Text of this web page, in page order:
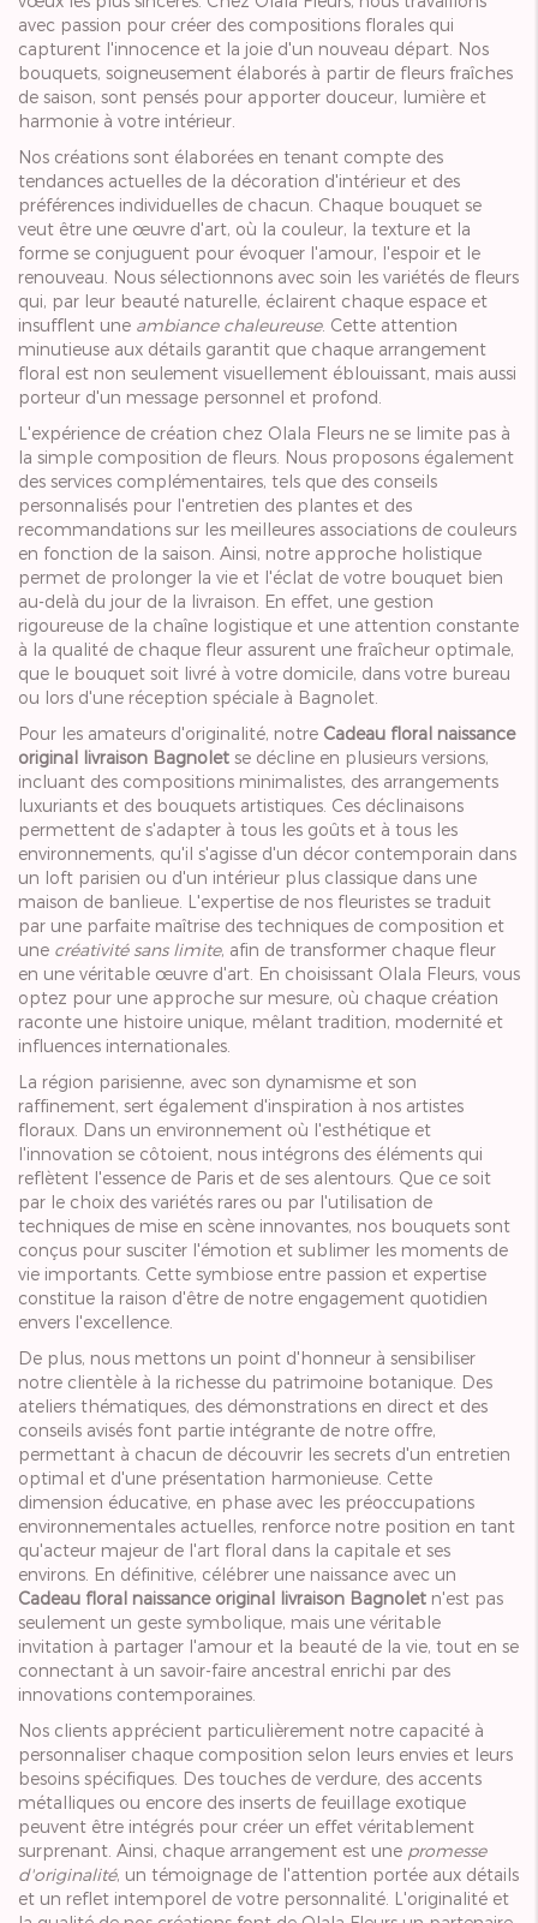
avec passion pour créer des compositions florales qui
capturent l'innocence et la joie d'un nouveau départ. Nos
bouquets, soigneusement élaborés à partir de fleurs fraîches
de saison, sont pensés pour apporter douceur, lumière et
harmonie à votre intérieur.
Nos créations sont élaborées en tenant compte des
tendances actuelles de la décoration d'intérieur et des
préférences individuelles de chacun. Chaque bouquet se
veut être une œuvre d'art, où la couleur, la texture et la
forme se conjuguent pour évoquer l'amour, l'espoir et le
renouveau. Nous sélectionnons avec soin les variétés de fleurs
qui, par leur beauté naturelle, éclairent chaque espace et
insufflent une ambiance chaleureuse. Cette attention
minutieuse aux détails garantit que chaque arrangement
floral est non seulement visuellement éblouissant, mais aussi
porteur d'un message personnel et profond.
L'expérience de création chez Olala Fleurs ne se limite pas à
la simple composition de fleurs. Nous proposons également
des services complémentaires, tels que des conseils
personnalisés pour l'entretien des plantes et des
recommandations sur les meilleures associations de couleurs
en fonction de la saison. Ainsi, notre approche holistique
permet de prolonger la vie et l'éclat de votre bouquet bien
au-delà du jour de la livraison. En effet, une gestion
rigoureuse de la chaîne logistique et une attention constante
à la qualité de chaque fleur assurent une fraîcheur optimale,
que le bouquet soit livré à votre domicile, dans votre bureau
ou lors d'une réception spéciale à Bagnolet.
Pour les amateurs d'originalité, notre Cadeau floral naissance
original livraison Bagnolet se décline en plusieurs versions,
incluant des compositions minimalistes, des arrangements
luxuriants et des bouquets artistiques. Ces déclinaisons
permettent de s'adapter à tous les goûts et à tous les
environnements, qu'il s'agisse d'un décor contemporain dans
un loft parisien ou d'un intérieur plus classique dans une
maison de banlieue. L'expertise de nos fleuristes se traduit
par une parfaite maîtrise des techniques de composition et
une créativité sans limite, afin de transformer chaque fleur
en une véritable œuvre d'art. En choisissant Olala Fleurs, vous
optez pour une approche sur mesure, où chaque création
raconte une histoire unique, mêlant tradition, modernité et
influences internationales.
La région parisienne, avec son dynamisme et son
raffinement, sert également d'inspiration à nos artistes
floraux. Dans un environnement où l'esthétique et
l'innovation se côtoient, nous intégrons des éléments qui
reflètent l'essence de Paris et de ses alentours. Que ce soit
par le choix des variétés rares ou par l'utilisation de
techniques de mise en scène innovantes, nos bouquets sont
conçus pour susciter l'émotion et sublimer les moments de
vie importants. Cette symbiose entre passion et expertise
constitue la raison d'être de notre engagement quotidien
envers l'excellence.
De plus, nous mettons un point d'honneur à sensibiliser
notre clientèle à la richesse du patrimoine botanique. Des
ateliers thématiques, des démonstrations en direct et des
conseils avisés font partie intégrante de notre offre,
permettant à chacun de découvrir les secrets d'un entretien
optimal et d'une présentation harmonieuse. Cette
dimension éducative, en phase avec les préoccupations
environnementales actuelles, renforce notre position en tant
qu'acteur majeur de l'art floral dans la capitale et ses
environs. En définitive, célébrer une naissance avec un
Cadeau floral naissance original livraison Bagnolet n'est pas
seulement un geste symbolique, mais une véritable
invitation à partager l'amour et la beauté de la vie, tout en se
connectant à un savoir-faire ancestral enrichi par des
innovations contemporaines.
Nos clients apprécient particulièrement notre capacité à
personnaliser chaque composition selon leurs envies et leurs
besoins spécifiques. Des touches de verdure, des accents
métalliques ou encore des inserts de feuillage exotique
peuvent être intégrés pour créer un effet véritablement
surprenant. Ainsi, chaque arrangement est une promesse
d'originalité, un témoignage de l'attention portée aux détails
et un reflet intemporel de votre personnalité. L'originalité et